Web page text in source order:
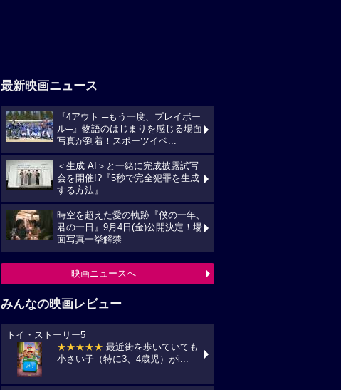
最新映画ニュース
『4アウト ─もう一度、プレイボー
ル─』物語のはじまりを感じる場面
写真が到着！スポーツイベ...
＜生成 AI＞と一緒に完成披露試写
会を開催!?『5秒で完全犯罪を生成
する方法』
時空を超えた愛の軌跡『僕の一年、
君の一日』9月4日(金)公開決定！場
面写真一挙解禁
映画ニュースへ
みんなの映画レビュー
トイ・ストーリー5
★★★★★ 最近街を歩いていても
小さい子（特に3、4歳児）がi...